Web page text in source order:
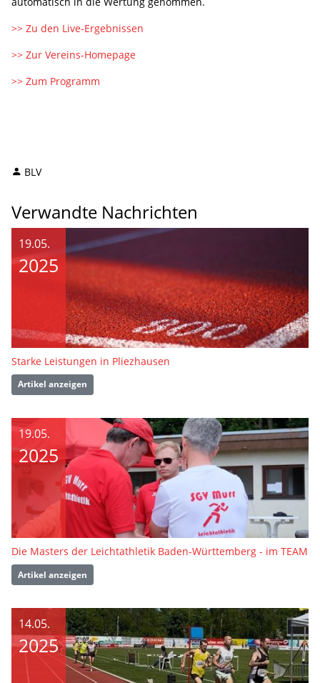
>> Zu den Live-Ergebnissen
>> Zur Vereins-Homepage
>> Zum Programm
BLV
Verwandte Nachrichten
19.05.
2025
Starke Leistungen in Pliezhausen
Artikel anzeigen
19.05.
2025
Die Masters der Leichtathletik Baden-Württemberg - im TEAM
Artikel anzeigen
14.05.
2025